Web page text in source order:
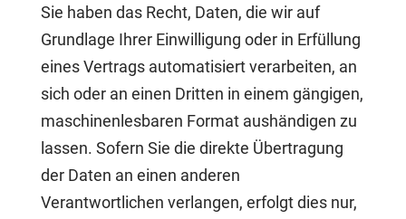
Sie haben das Recht, Daten, die wir auf
Grundlage Ihrer Einwilligung oder in Erfüllung
eines Vertrags automatisiert verarbeiten, an
sich oder an einen Dritten in einem gängigen,
maschinenlesbaren Format aushändigen zu
lassen. Sofern Sie die direkte Übertragung
der Daten an einen anderen
Verantwortlichen verlangen, erfolgt dies nur,